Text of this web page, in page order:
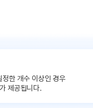
정한 개수 이상인 경우
제공됩니다.